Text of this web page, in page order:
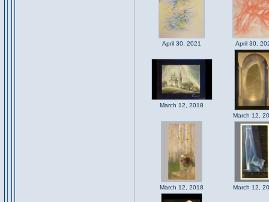
April 30, 2021 April 30,
March 12, 2018
March 12,
March 12, 2018 March 12,